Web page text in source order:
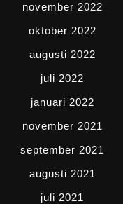
november 2022
oktober 2022
augusti 2022
juli 2022
januari 2022
november 2021
september 2021
augusti 2021
juli 2021